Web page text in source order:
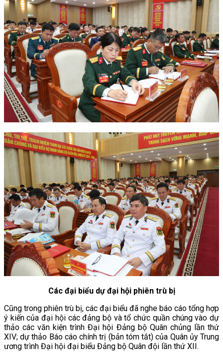
Các đại biểu dự đại hội phiên trù bị
Cũng trong phiên trù bị, các đại biểu đã nghe báo cáo tổng hợp
ý kiến của đại hội các đảng bộ và tổ chức quần chúng vào dự
thảo các văn kiện trình Đại hội Đảng bộ Quân chủng lần thứ
XIV; dự thảo Báo cáo chính trị (bản tóm tắt) của Quân ủy Trung
ương trình Đại hội đại biểu Đảng bộ Quân đội lần thứ XII.